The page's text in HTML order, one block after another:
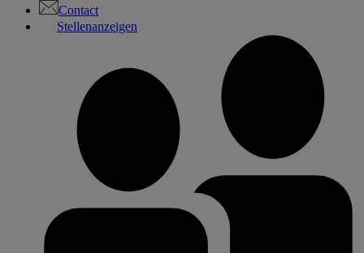
Contact
Stellenanzeigen